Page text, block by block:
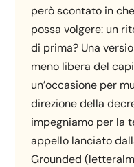
però scontato in
possa volgere: un
di prima? Una
meno libera del
un’occasione per
direzione della
impegniamo per la
appello lanciato
Grounded